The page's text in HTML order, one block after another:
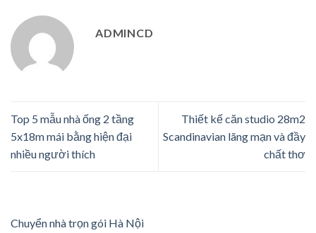
ADMINCD
Top 5 mẫu nhà ống 2 tầng
5x18m mái bằng hiện đại
nhiều người thích
Thiết kế căn studio 28m2
Scandinavian lãng mạn và đầy
chất thơ
Chuyển nhà trọn gói Hà Nội